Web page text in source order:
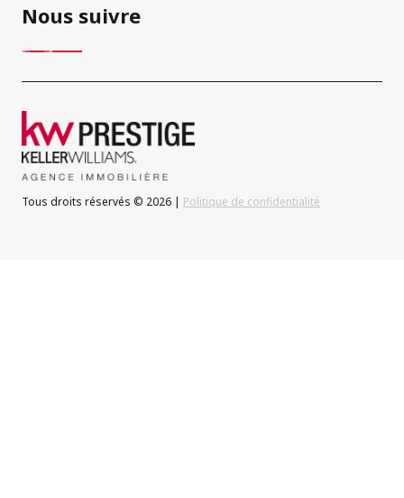
Nous suivre
Tous droits réservés © 2026 | Politique de confidentialité